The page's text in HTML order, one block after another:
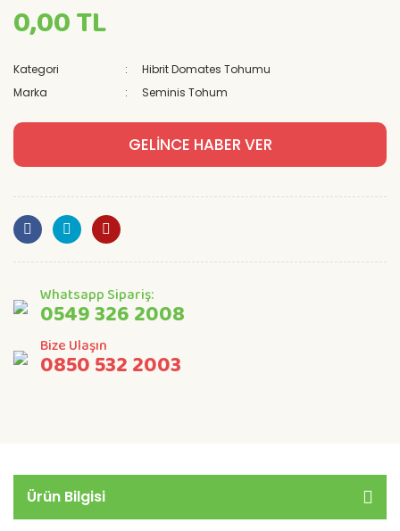
0,00 TL
Kategori
Hibrit Domates Tohumu
Marka
Seminis Tohum
GELİNCE HABER VER
Whatsapp Sipariş:
0549 326 2008
Bize Ulaşın
0850 532 2003
Ürün Bilgisi